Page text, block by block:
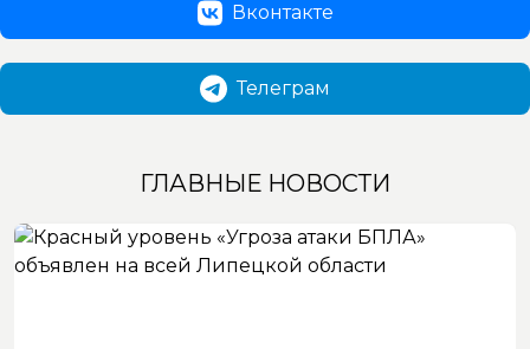
Вконтакте
Телеграм
ГЛАВНЫЕ НОВОСТИ